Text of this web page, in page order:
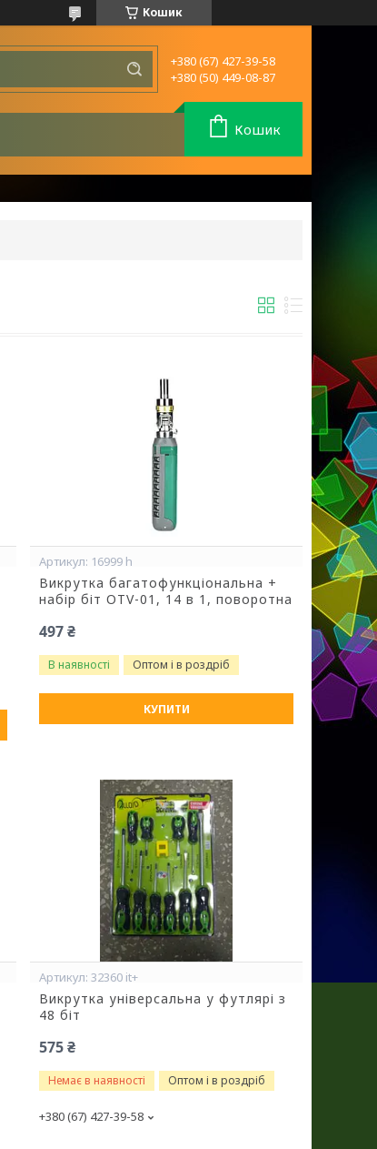
Кошик
+380 (67) 427-39-58
+380 (50) 449-08-87
Кошик
16999 h
Викрутка багатофункціональна +
набір біт OTV-01, 14 в 1, поворотна
497 ₴
В наявності Оптом і в роздріб
КУПИТИ
32360 it+
Викрутка універсальна у футлярі з
48 біт
575 ₴
Немає в наявності Оптом і в роздріб
+380 (67) 427-39-58